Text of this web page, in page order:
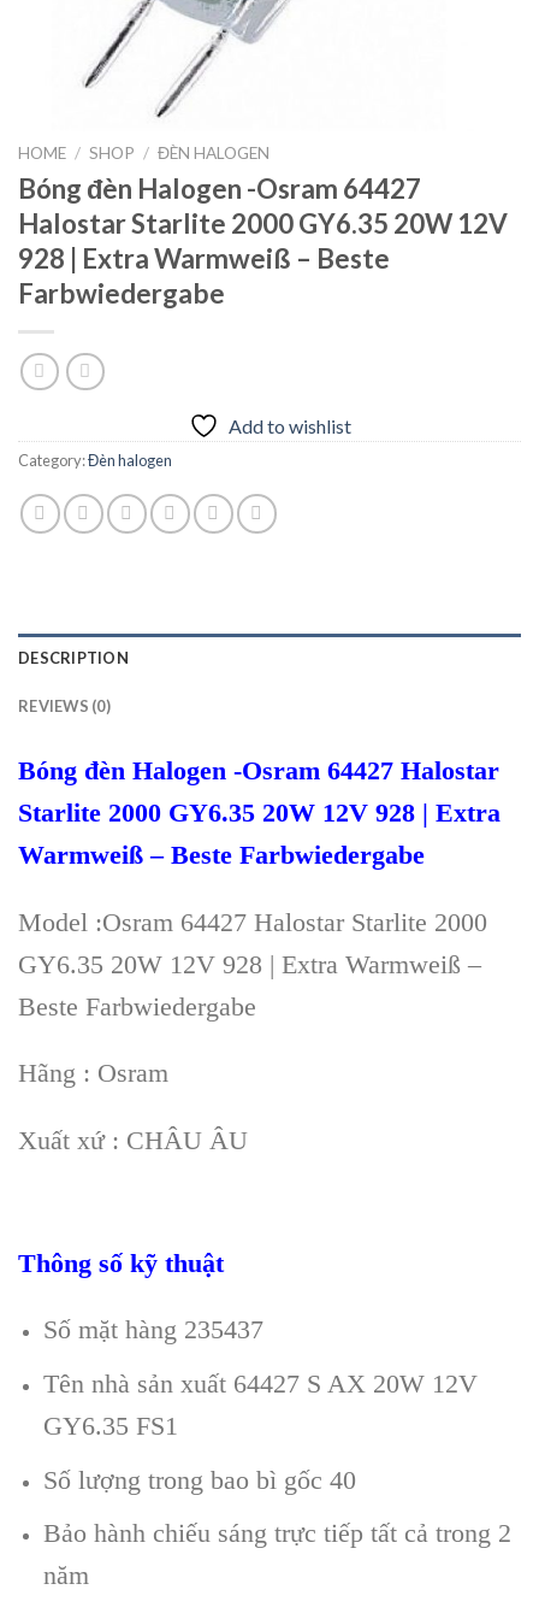
HOME / SHOP / ĐÈN HALOGEN
Bóng đèn Halogen -Osram 64427
Halostar Starlite 2000 GY6.35 20W 12V
928 | Extra Warmweiß – Beste
Farbwiedergabe
Add to wishlist
Category:Đèn halogen
DESCRIPTION
REVIEWS (0)
Bóng đèn Halogen -Osram 64427 Halostar
Starlite 2000 GY6.35 20W 12V 928 | Extra
Warmweiß – Beste Farbwiedergabe
Model :Osram 64427 Halostar Starlite 2000
GY6.35 20W 12V 928 | Extra Warmweiß –
Beste Farbwiedergabe
Hãng : Osram
Xuất xứ : CHÂU ÂU
Thông số kỹ thuật
Số mặt hàng 235437
Tên nhà sản xuất 64427 S AX 20W 12V
GY6.35 FS1
Số lượng trong bao bì gốc 40
Bảo hành chiếu sáng trực tiếp tất cả trong 2
năm